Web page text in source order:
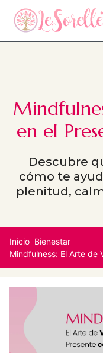
en el
Descubre
cómo te
plenitud,
Inicio Bienestar
Mindfulness: El Arte de